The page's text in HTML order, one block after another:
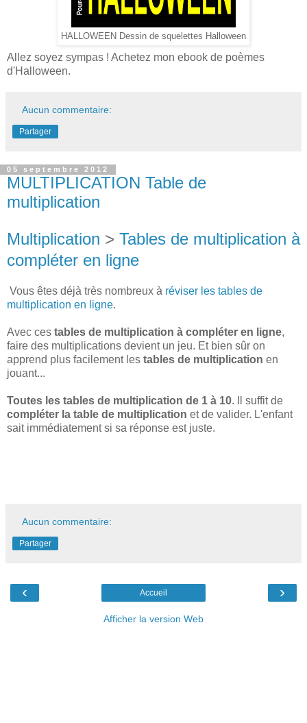
HALLOWEEN Dessin de squelettes Halloween
Allez soyez sympas ! Achetez mon ebook de poèmes
d'Halloween.
Aucun commentaire:
Partager
05 septembre 2012
MULTIPLICATION Table de
multiplication
Multiplication > Tables de multiplication à
compléter en ligne
Vous êtes déjà très nombreux à réviser les tables de
multiplication en ligne.
Avec ces tables de multiplication à compléter en ligne,
faire des multiplications devient un jeu. Et bien sûr on
apprend plus facilement les tables de multiplication en
jouant...
Toutes les tables de multiplication de 1 à 10. Il suffit de
compléter la table de multiplication et de valider. L'enfant
sait immédiatement si sa réponse est juste.
Aucun commentaire:
Partager
‹ ›
Accueil
Afficher la version Web